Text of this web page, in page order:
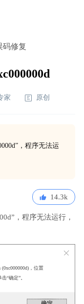
码修复
家 原创
，程序无法运
14.3k
，程序无法运行，
(0xc000000d)，位置
“确定”。